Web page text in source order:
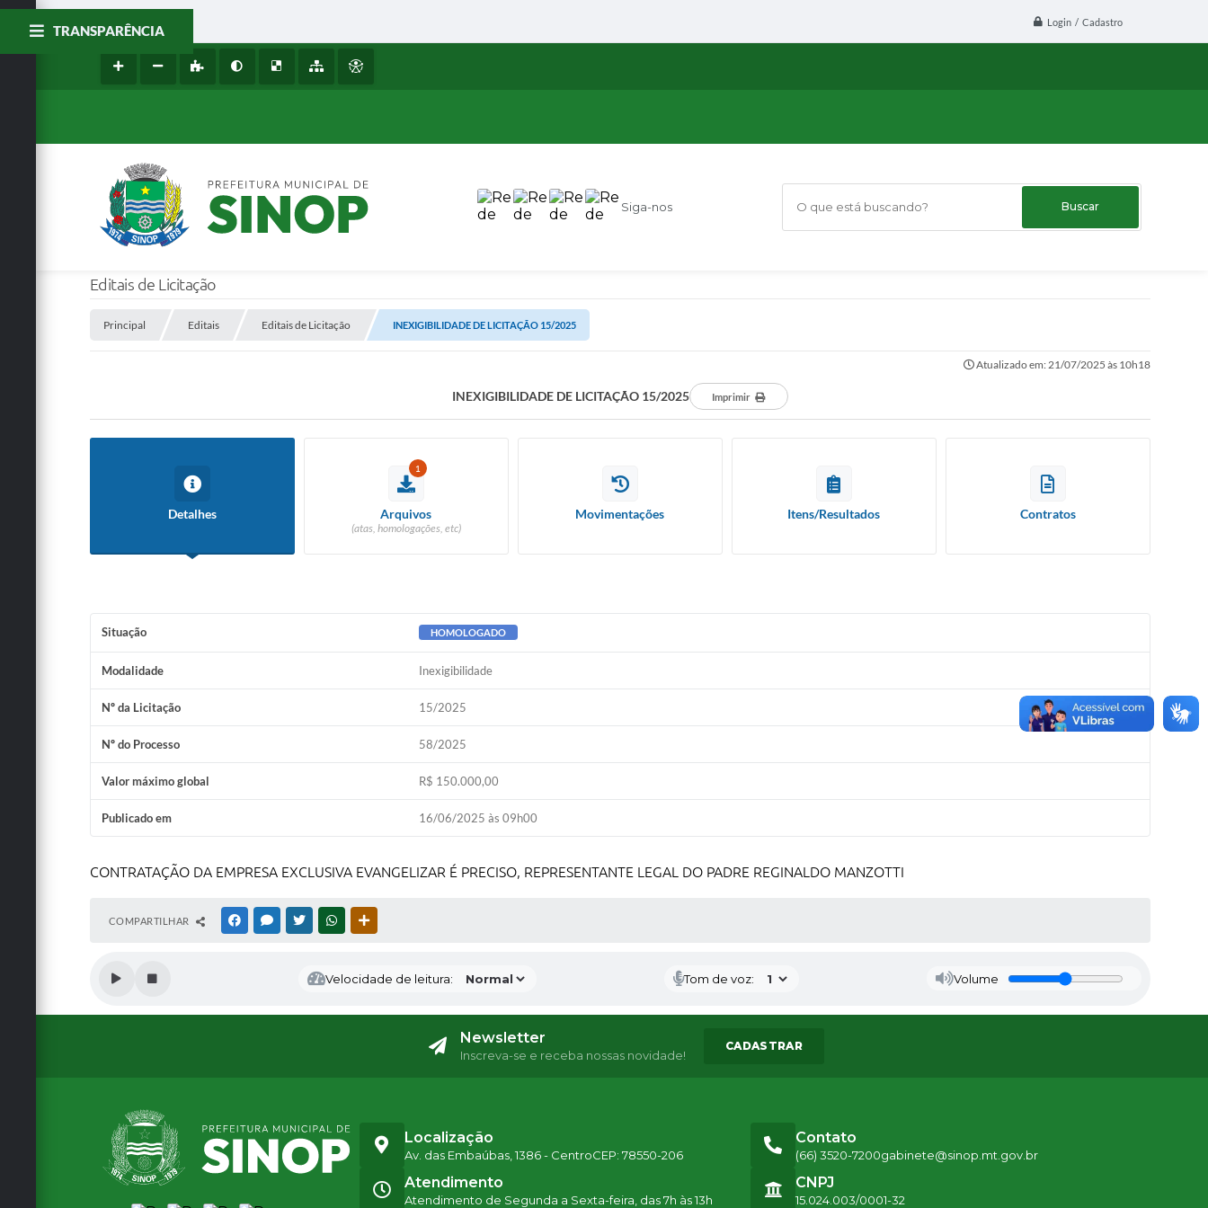
Login / Cadastro
Siga-nos O que está buscando?
TRANSPARÊNCIA
Editais de Licitação
Principal Editais Editais de Licitação INEXIGIBILIDADE DE LICITAÇÃO 15/2025
Atualizado em: 21/07/2025 às 10h18
INEXIGIBILIDADE DE LICITAÇÃO 15/2025 Imprimir
Detalhes
1
Arquivos
(atas, homologações, etc)
Movimentações Itens/Resultados Contratos
Situação HOMOLOGADO
Modalidade Inexigibilidade
Nº da Licitação 15/2025
Nº do Processo 58/2025
Valor máximo global R$ 150.000,00
Publicado em 16/06/2025 às 09h00
CONTRATAÇÃO DA EMPRESA EXCLUSIVA EVANGELIZAR É PRECISO, REPRESENTANTE LEGAL DO PADRE REGINALDO MANZOTTI
COMPARTILHAR FACEBOOKMESSENGER
TWITTERWHATSAPP
Velocidade de leitura: Tom de voz: Volume
Newsletter
Inscreva-se e receba nossas novidade!
CADASTRAR
Localização
Av. das Embaúbas, 1386 - CentroCEP: 78550-206
Contato
(66) 3520-7200gabinete@sinop.mt.gov.br
Atendimento
Atendimento de Segunda a Sexta-feira, das 7h às 13h
CNPJ
15.024.003/0001-32